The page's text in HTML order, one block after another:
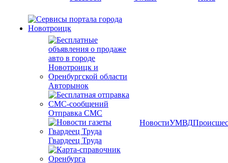
Авторынок
Отправка СМС
Гвардеец Труда
НовостиУМВД